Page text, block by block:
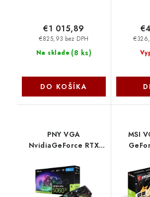
Na sklade (8 ks)
€825,93 bez DPH
€1 015,89
DO KOŠÍKA
PNY VGA
NvidiaGeForce RTX
Triple Fan OC, RTX
5060 Ti OC, 8GB
GDDR7, 3xDP, 1xHDMI
MSI